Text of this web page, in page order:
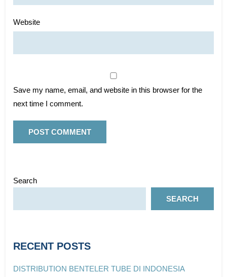
Website
Save my name, email, and website in this browser for the
next time I comment.
Search
SEARCH
RECENT POSTS
DISTRIBUTION BENTELER TUBE DI INDONESIA